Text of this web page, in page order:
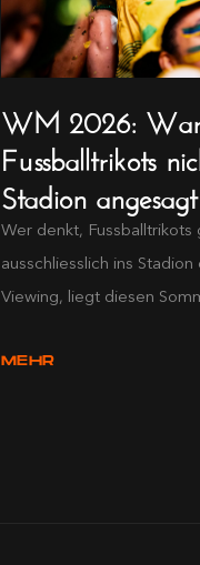
WM 2026:
Fussballtrikots
Stadion
Wer denkt, Fussballtrikots
ausschliesslich ins
Viewing, liegt diesen
MEHR